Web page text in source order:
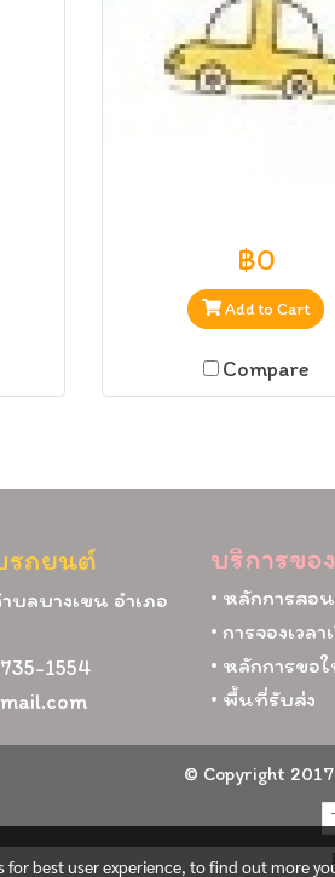
฿0
Add to Cart
Compare
รถยนต์
บลบางเขน อำเภอ
1554
บริการขอ
• หลักการสอน
• การจองเวล
• หลักการขอ
• พื้นที่รับส่ง
© Copyright
for best user experience, to find out more